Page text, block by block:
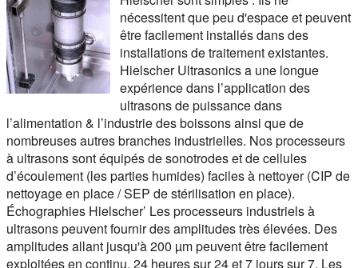
nécessitent que peu d'espace et peuvent
être facilement installés dans des
installations de traitement existantes.
Hielscher Ultrasonics a une longue
expérience dans l’application des
ultrasons de puissance dans
l’alimentation & l’industrie des boissons ainsi que de
nombreuses autres branches industrielles. Nos processeurs
à ultrasons sont équipés de sonotrodes et de cellules
d’écoulement (les parties humides) faciles à nettoyer (CIP de
nettoyage en place / SEP de stérilisation en place).
Échographies Hielscher’ Les processeurs industriels à
ultrasons peuvent fournir des amplitudes très élevées. Des
amplitudes allant jusqu'à 200 µm peuvent être facilement
exploitées en continu, 24 heures sur 24 et 7 jours sur 7. Les